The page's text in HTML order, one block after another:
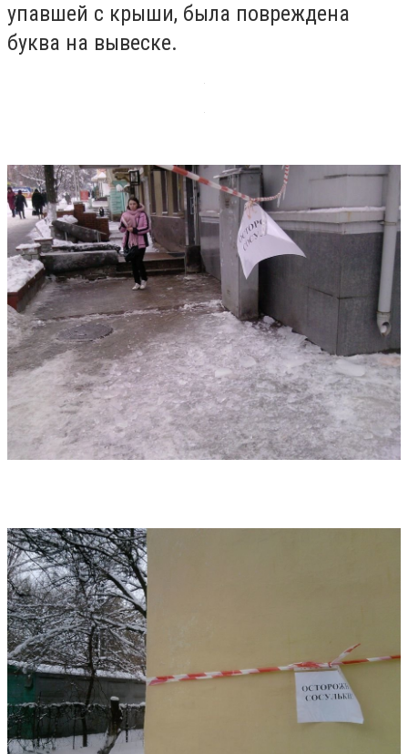
упавшей с крыши, была повреждена
буква на вывеске.